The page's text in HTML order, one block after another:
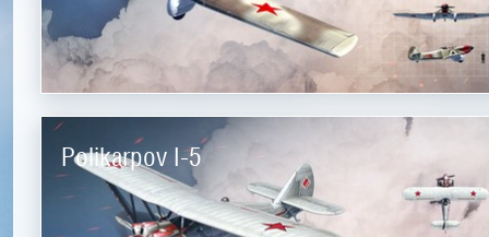
Polikarpov I-5